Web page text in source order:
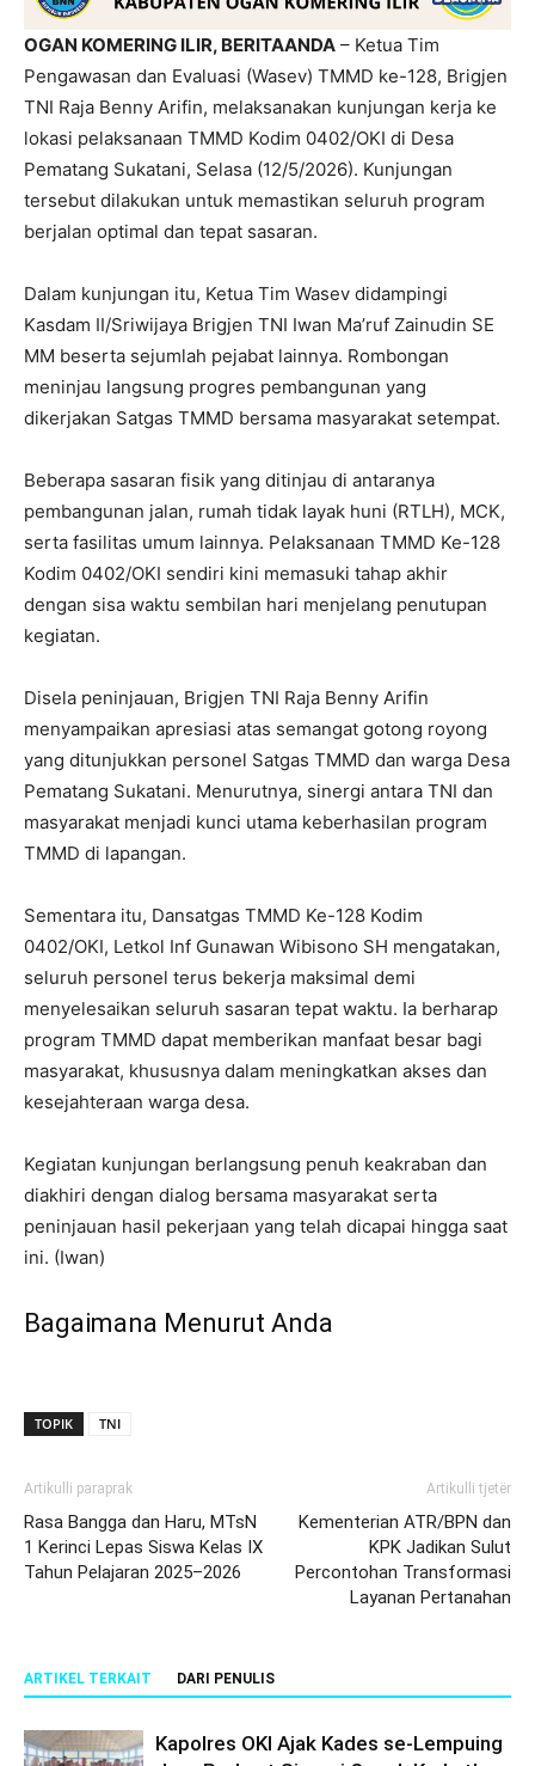
OGAN KOMERING ILIR, BERITAANDA – Ketua Tim
Pengawasan dan Evaluasi (Wasev) TMMD ke-128, Brigjen
TNI Raja Benny Arifin, melaksanakan kunjungan kerja ke
lokasi pelaksanaan TMMD Kodim 0402/OKI di Desa
Pematang Sukatani, Selasa (12/5/2026). Kunjungan
tersebut dilakukan untuk memastikan seluruh program
berjalan optimal dan tepat sasaran.
Dalam kunjungan itu, Ketua Tim Wasev didampingi
Kasdam II/Sriwijaya Brigjen TNI Iwan Ma’ruf Zainudin SE
MM beserta sejumlah pejabat lainnya. Rombongan
meninjau langsung progres pembangunan yang
dikerjakan Satgas TMMD bersama masyarakat setempat.
Beberapa sasaran fisik yang ditinjau di antaranya
pembangunan jalan, rumah tidak layak huni (RTLH), MCK,
serta fasilitas umum lainnya. Pelaksanaan TMMD Ke-128
Kodim 0402/OKI sendiri kini memasuki tahap akhir
dengan sisa waktu sembilan hari menjelang penutupan
kegiatan.
Disela peninjauan, Brigjen TNI Raja Benny Arifin
menyampaikan apresiasi atas semangat gotong royong
yang ditunjukkan personel Satgas TMMD dan warga Desa
Pematang Sukatani. Menurutnya, sinergi antara TNI dan
masyarakat menjadi kunci utama keberhasilan program
TMMD di lapangan.
Sementara itu, Dansatgas TMMD Ke-128 Kodim
0402/OKI, Letkol Inf Gunawan Wibisono SH mengatakan,
seluruh personel terus bekerja maksimal demi
menyelesaikan seluruh sasaran tepat waktu. Ia berharap
program TMMD dapat memberikan manfaat besar bagi
masyarakat, khususnya dalam meningkatkan akses dan
kesejahteraan warga desa.
Kegiatan kunjungan berlangsung penuh keakraban dan
diakhiri dengan dialog bersama masyarakat serta
peninjauan hasil pekerjaan yang telah dicapai hingga saat
ini. (Iwan)
Bagaimana Menurut Anda
TOPIK TNI
Artikulli paraprak
Rasa Bangga dan Haru, MTsN
1 Kerinci Lepas Siswa Kelas IX
Tahun Pelajaran 2025–2026
Artikulli tjetër
Kementerian ATR/BPN dan
KPK Jadikan Sulut
Percontohan Transformasi
Layanan Pertanahan
ARTIKEL TERKAIT DARI PENULIS
Kapolres OKI Ajak Kades se-Lempuing